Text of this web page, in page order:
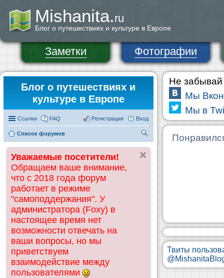
Mishanita.ru
Блог о путешествиях и культуре в Европе
Заметки Фотографии
Блог о путешествиях и
культуре в Европе
Ссылки FAQ Вход
Регистрация
Список форумов
ск
Уважаемые посетители!
Обращаем ваше внимание,
что с 2018 года форум
работает в режиме
"самоподдержания". У
администратора (Foxy) в
настоящее время нет
возможности отвечать на
ваши вопросы, но мы
приветствуем
взаимодействие между
пользователями
Не забывай
Мы
Мы в
Твиты